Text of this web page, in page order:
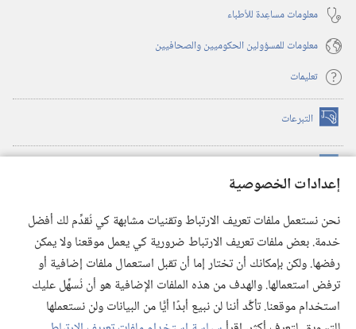
إعدادات الخصوصية
نحن نستعمل ملفات تعريف الارتباط وتقنيات مشابهة كي نُقدِّم لك أفضل
خدمة. بعض ملفات تعريف الارتباط ضرورية كي يعمل موقعنا ولا يمكن
رفضها. ولكن بإمكانك أن تختار إما أن تقبل استعمال ملفات إضافية أو
ترفض استعمالها. والهدف من هذه الملفات الإضافية هو أن نُسهِّل عليك
استخدام موقعنا. تأكَّد أننا لن نبيع أبدًا أيًّا من البيانات ولن نستعملها
معلومات مساعِدة للأطباء
معلومات للمسؤولين الحكوميين والصحافيين
تعليمات
التبرعات (يفتح
نافذة
(يفتح
نافذة
(يفتح
نافذة
جديدة) تطبيق ®
JW Library
مكتبة برج المراقبة